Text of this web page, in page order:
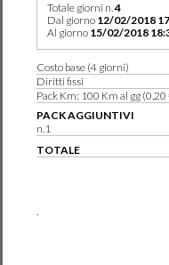
Totale giorni n.4
Dal giorno 12/02/2018
Al giorno 15/02/2018
Costo base (4 giorni)
Diritti fissi
Pack Km: 100 Km al gg
PACK AGGIUNTIVI
n.1
TOTALE